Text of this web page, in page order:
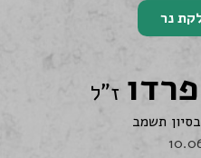
נר
ז"ל
תשמב